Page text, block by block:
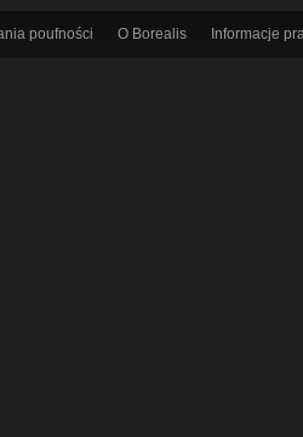
poufności O Borealis Informacje